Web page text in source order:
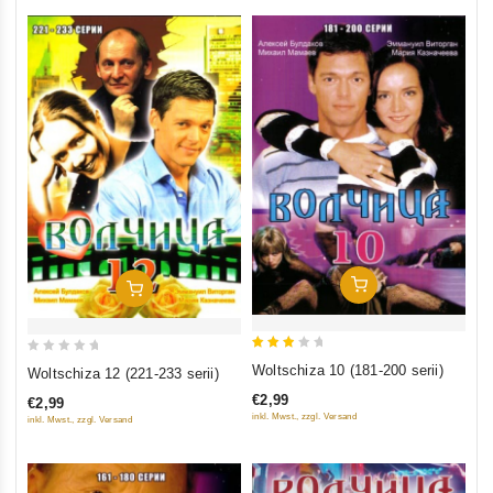
In Den Warenkorb
of
Woltschiza 12 (221-233 serii)
€2,99
inkl. Mwst., zzgl. Versand
In Den Warenkorb
of 5
Woltschiza 10 (181-200 serii)
€2,99
inkl. Mwst., zzgl. Versand